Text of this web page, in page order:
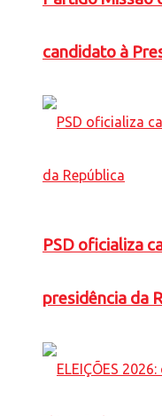
candidato à
PSD oficializa
presidência da